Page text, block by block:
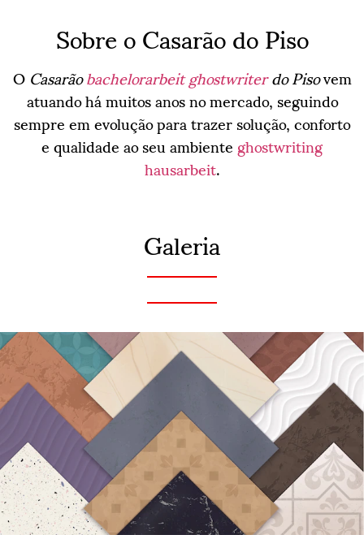
Sobre o Casarão do Piso
OCasarãobachelorarbeit ghostwriterdo Pisovem
atuando há muitos anos no mercado, seguindo
sempre em evolução para trazer solução, conforto
e qualidade ao seu ambienteghostwriting
hausarbeit.
Galeria